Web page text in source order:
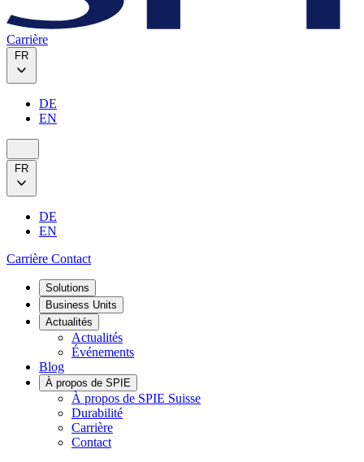
Carrière
FR
DE
EN
FR
DE
EN
Carrière Contact
Solutions
Business Units
Actualités
Actualités
Événements
Blog
À propos de SPIE
À propos de SPIE Suisse
Durabilité
Carrière
Contact